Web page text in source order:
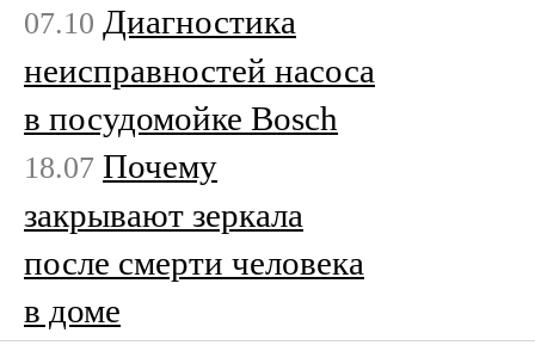
07.10 Диагностика
неисправностей насоса
в посудомойке Bosch
18.07 Почему
закрывают зеркала
после смерти человека
в доме